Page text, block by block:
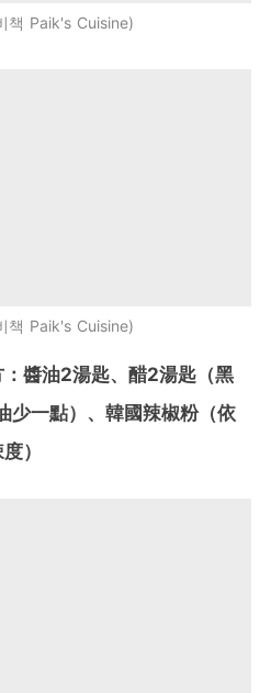
책 Paik's Cuisine
책 Paik's Cuisine
醬油2湯匙、醋2湯匙（黑
少一點）、韓國辣椒粉（依
）